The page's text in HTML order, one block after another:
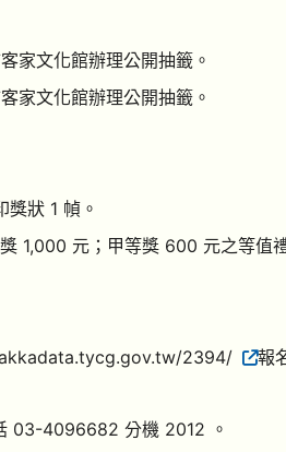
家文化館辦理公開抽籤。
家文化館辦理公開抽籤。
狀 1 幀。
1,000 元；甲等獎 600 元之等值
2394/
報
03-4096682 分機 2012 。